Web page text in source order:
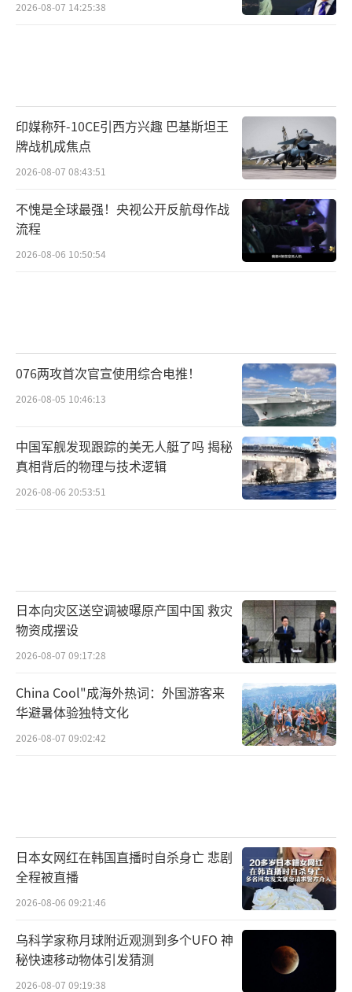
2026-08-07 14:25:38
印媒称歼-10CE引西方兴趣 巴基斯坦王
牌战机成焦点
2026-08-07 08:43:51
不愧是全球最强！央视公开反航母作战
流程
2026-08-06 10:50:54
076两攻首次官宣使用综合电推！
2026-08-05 10:46:13
中国军舰发现跟踪的美无人艇了吗 揭秘
真相背后的物理与技术逻辑
2026-08-06 20:53:51
日本向灾区送空调被曝原产国中国 救灾
物资成摆设
2026-08-07 09:17:28
China Cool"成海外热词：外国游客来
华避暑体验独特文化
2026-08-07 09:02:42
日本女网红在韩国直播时自杀身亡 悲剧
全程被直播
2026-08-06 09:21:46
乌科学家称月球附近观测到多个UFO 神
秘快速移动物体引发猜测
2026-08-07 09:19:38